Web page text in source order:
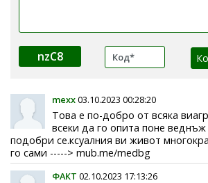
nzC8
mexx03.10.2023 00:28:20
Това е по-добро от всяка
всеки да го опита поне
подобри се.ксуалния ви живот
го сами -----> mub.me/medbg
ФАКТ 02.10.2023 17:13:26